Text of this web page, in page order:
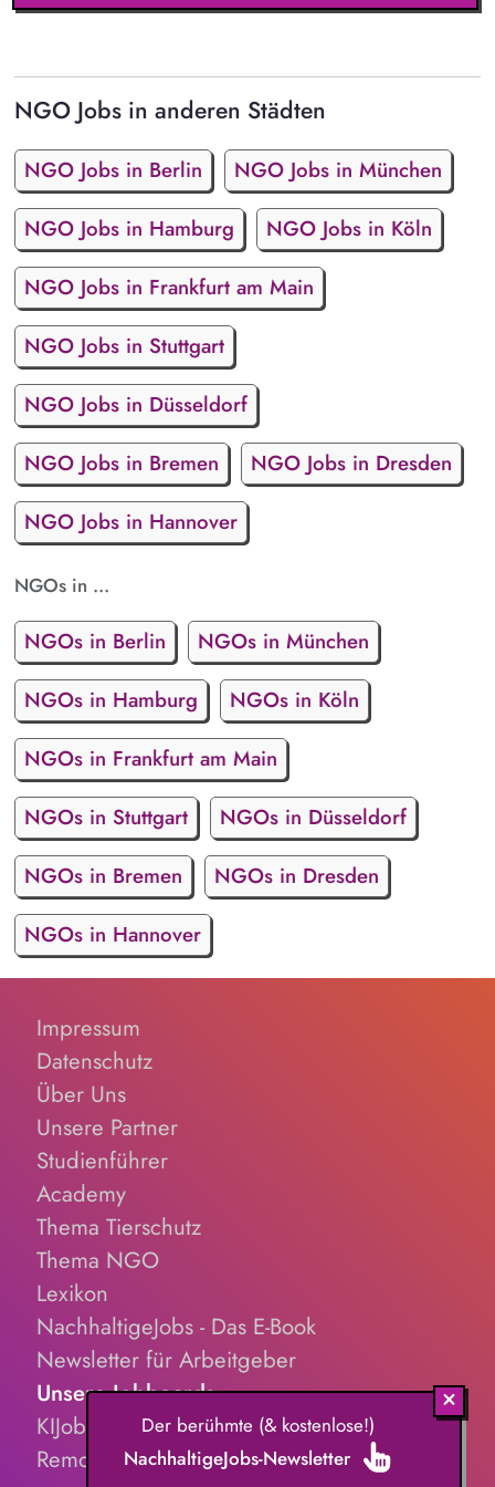
NGO Jobs in anderen Städten
NGO Jobs in Berlin
NGO Jobs in München
NGO Jobs in Hamburg
NGO Jobs in Köln
NGO Jobs in Frankfurt am Main
NGO Jobs in Stuttgart
NGO Jobs in Düsseldorf
NGO Jobs in Bremen
NGO Jobs in Dresden
NGO Jobs in Hannover
NGOs in ...
NGOs in Berlin
NGOs in München
NGOs in Hamburg
NGOs in Köln
NGOs in Frankfurt am Main
NGOs in Stuttgart
NGOs in Düsseldorf
NGOs in Bremen
NGOs in Dresden
NGOs in Hannover
Impressum
Datenschutz
Über Uns
Unsere Partner
Studienführer
Academy
Thema Tierschutz
Thema NGO
Lexikon
NachhaltigeJobs - Das E-Book
Newsletter für Arbeitgeber
Unsere Jobboards
KIJobs.de
RemoteJobs.de
Der berühmte (& kostenlose!)
NachhaltigeJobs-Newsletter